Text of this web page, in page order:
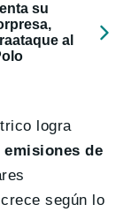
su
al
logra
de
según lo